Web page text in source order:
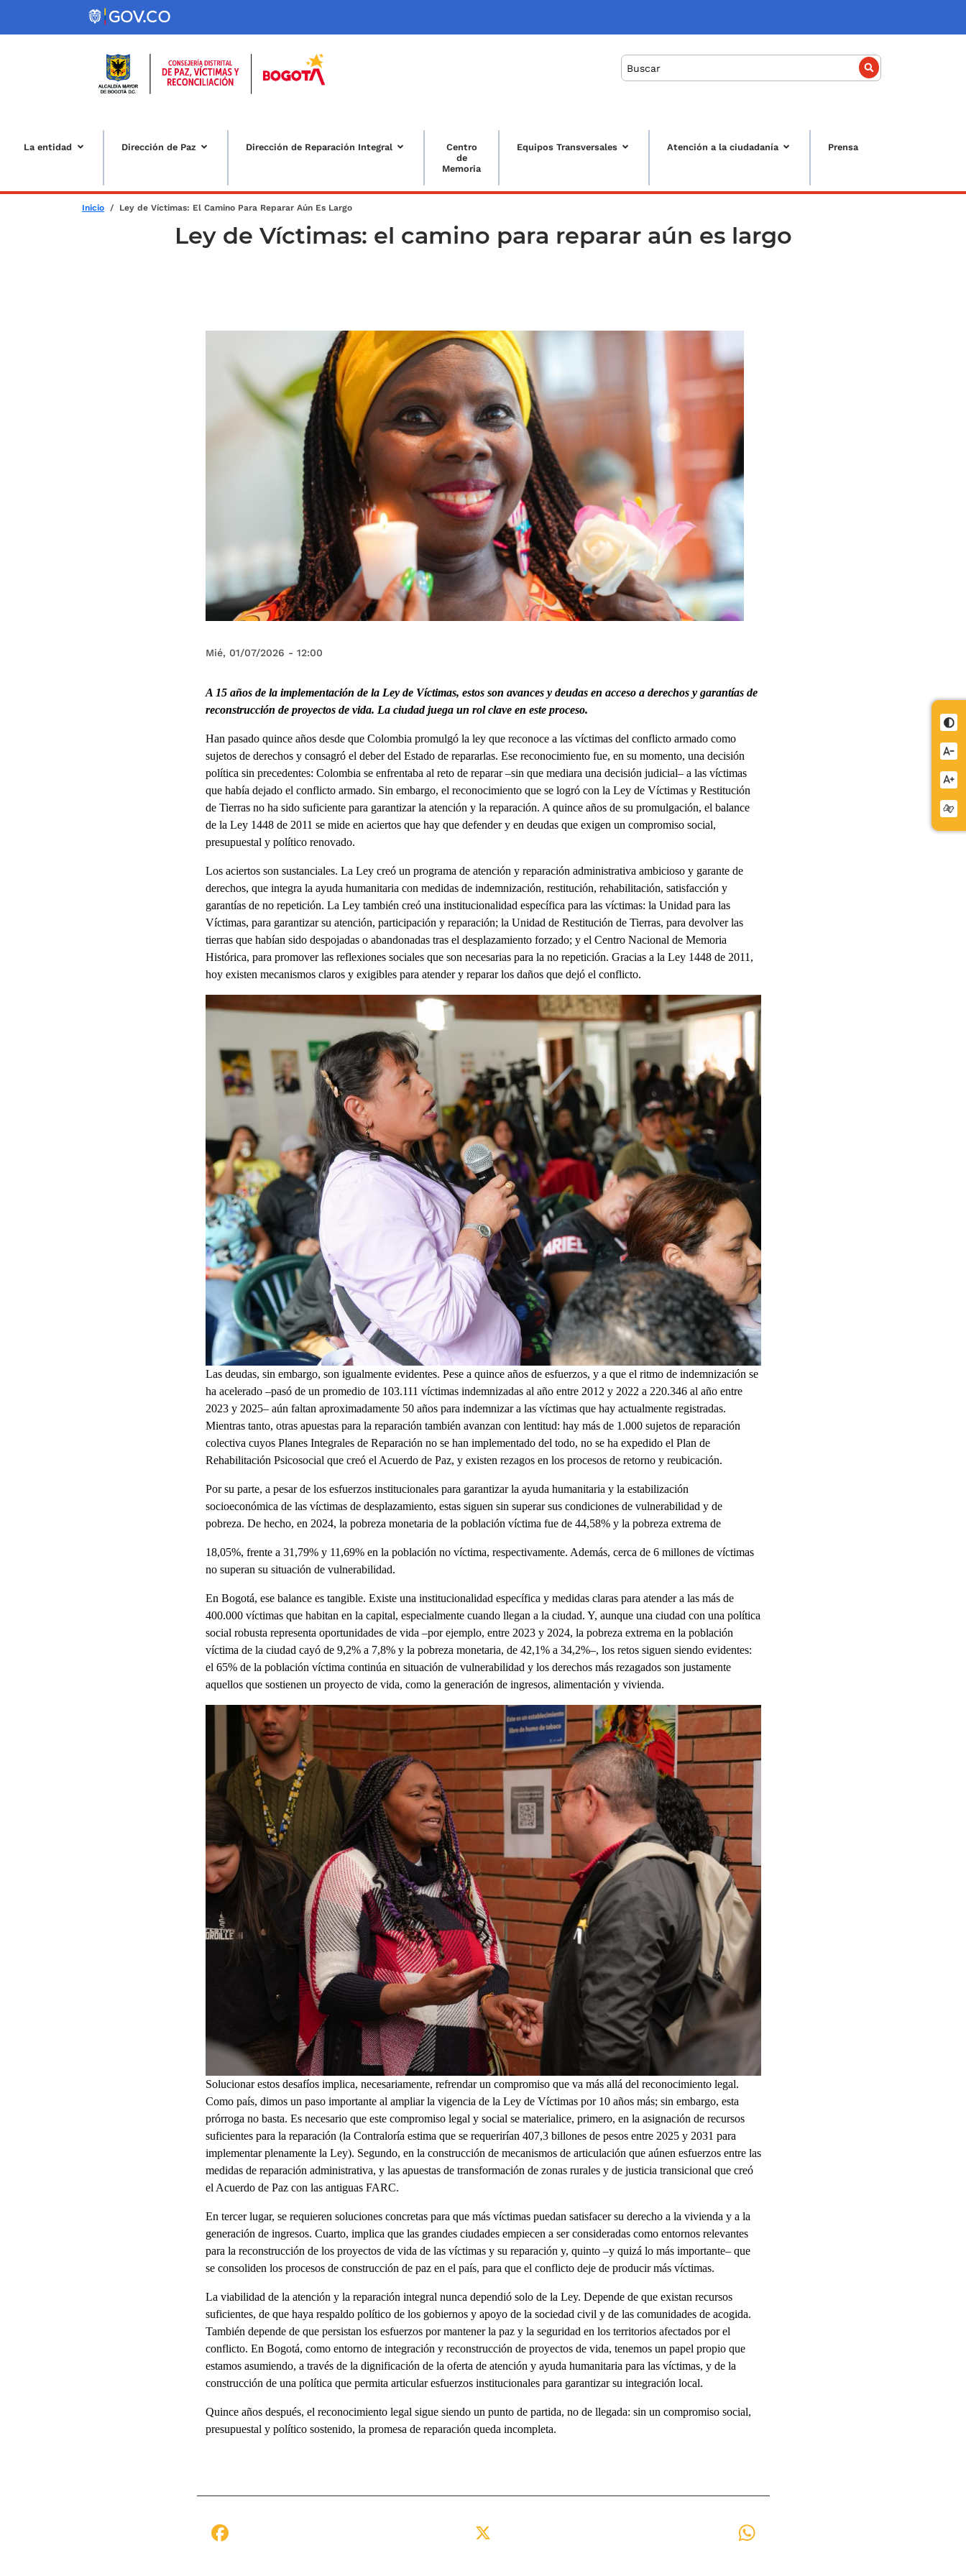
Pasar al contenido principal
Buscar
La entidad Dirección de Paz Dirección de Reparación Integral
Centro
de
Memoria
Equipos Transversales Atención a la ciudadanía Prensa
Sobrescribir enlaces de ayuda a la navegación
Inicio Ley de Víctimas: El Camino Para Reparar Aún Es Largo
Ley de Víctimas: el camino para reparar aún es largo
Mié, 01/07/2026 - 12:00
A 15 años de la implementación de la Ley de Víctimas, estos son avances y deudas en acceso a derechos y garantías de
reconstrucción de proyectos de vida. La ciudad juega un rol clave en este proceso.
Han pasado quince años desde que Colombia promulgó la ley que reconoce a las víctimas del conflicto armado como
sujetos de derechos y consagró el deber del Estado de repararlas. Ese reconocimiento fue, en su momento, una decisión
política sin precedentes: Colombia se enfrentaba al reto de reparar –sin que mediara una decisión judicial– a las víctimas
que había dejado el conflicto armado. Sin embargo, el reconocimiento que se logró con la Ley de Víctimas y Restitución
de Tierras no ha sido suficiente para garantizar la atención y la reparación. A quince años de su promulgación, el balance
de la Ley 1448 de 2011 se mide en aciertos que hay que defender y en deudas que exigen un compromiso social,
presupuestal y político renovado.
Los aciertos son sustanciales. La Ley creó un programa de atención y reparación administrativa ambicioso y garante de
derechos, que integra la ayuda humanitaria con medidas de indemnización, restitución, rehabilitación, satisfacción y
garantías de no repetición. La Ley también creó una institucionalidad específica para las víctimas: la Unidad para las
Víctimas, para garantizar su atención, participación y reparación; la Unidad de Restitución de Tierras, para devolver las
tierras que habían sido despojadas o abandonadas tras el desplazamiento forzado; y el Centro Nacional de Memoria
Histórica, para promover las reflexiones sociales que son necesarias para la no repetición. Gracias a la Ley 1448 de 2011,
hoy existen mecanismos claros y exigibles para atender y reparar los daños que dejó el conflicto.
Las deudas, sin embargo, son igualmente evidentes. Pese a quince años de esfuerzos, y a que el ritmo de indemnización se
ha acelerado –pasó de un promedio de 103.111 víctimas indemnizadas al año entre 2012 y 2022 a 220.346 al año entre
2023 y 2025– aún faltan aproximadamente 50 años para indemnizar a las víctimas que hay actualmente registradas.
Mientras tanto, otras apuestas para la reparación también avanzan con lentitud: hay más de 1.000 sujetos de reparación
colectiva cuyos Planes Integrales de Reparación no se han implementado del todo, no se ha expedido el Plan de
Rehabilitación Psicosocial que creó el Acuerdo de Paz, y existen rezagos en los procesos de retorno y reubicación.
Por su parte, a pesar de los esfuerzos institucionales para garantizar la ayuda humanitaria y la estabilización
socioeconómica de las víctimas de desplazamiento, estas siguen sin superar sus condiciones de vulnerabilidad y de
pobreza. De hecho, en 2024, la pobreza monetaria de la población víctima fue de 44,58% y la pobreza extrema de
18,05%, frente a 31,79% y 11,69% en la población no víctima, respectivamente. Además, cerca de 6 millones de víctimas
no superan su situación de vulnerabilidad.
En Bogotá, ese balance es tangible. Existe una institucionalidad específica y medidas claras para atender a las más de
400.000 víctimas que habitan en la capital, especialmente cuando llegan a la ciudad. Y, aunque una ciudad con una política
social robusta representa oportunidades de vida –por ejemplo, entre 2023 y 2024, la pobreza extrema en la población
víctima de la ciudad cayó de 9,2% a 7,8% y la pobreza monetaria, de 42,1% a 34,2%–, los retos siguen siendo evidentes:
el 65% de la población víctima continúa en situación de vulnerabilidad y los derechos más rezagados son justamente
aquellos que sostienen un proyecto de vida, como la generación de ingresos, alimentación y vivienda.
Solucionar estos desafíos implica, necesariamente, refrendar un compromiso que va más allá del reconocimiento legal.
Como país, dimos un paso importante al ampliar la vigencia de la Ley de Víctimas por 10 años más; sin embargo, esta
prórroga no basta. Es necesario que este compromiso legal y social se materialice, primero, en la asignación de recursos
suficientes para la reparación (la Contraloría estima que se requerirían 407,3 billones de pesos entre 2025 y 2031 para
implementar plenamente la Ley). Segundo, en la construcción de mecanismos de articulación que aúnen esfuerzos entre las
medidas de reparación administrativa, y las apuestas de transformación de zonas rurales y de justicia transicional que creó
el Acuerdo de Paz con las antiguas FARC.
En tercer lugar, se requieren soluciones concretas para que más víctimas puedan satisfacer su derecho a la vivienda y a la
generación de ingresos. Cuarto, implica que las grandes ciudades empiecen a ser consideradas como entornos relevantes
para la reconstrucción de los proyectos de vida de las víctimas y su reparación y, quinto –y quizá lo más importante– que
se consoliden los procesos de construcción de paz en el país, para que el conflicto deje de producir más víctimas.
La viabilidad de la atención y la reparación integral nunca dependió solo de la Ley. Depende de que existan recursos
suficientes, de que haya respaldo político de los gobiernos y apoyo de la sociedad civil y de las comunidades de acogida.
También depende de que persistan los esfuerzos por mantener la paz y la seguridad en los territorios afectados por el
conflicto. En Bogotá, como entorno de integración y reconstrucción de proyectos de vida, tenemos un papel propio que
estamos asumiendo, a través de la dignificación de la oferta de atención y ayuda humanitaria para las víctimas, y de la
construcción de una política que permita articular esfuerzos institucionales para garantizar su integración local.
Quince años después, el reconocimiento legal sigue siendo un punto de partida, no de llegada: sin un compromiso social,
presupuestal y político sostenido, la promesa de reparación queda incompleta.